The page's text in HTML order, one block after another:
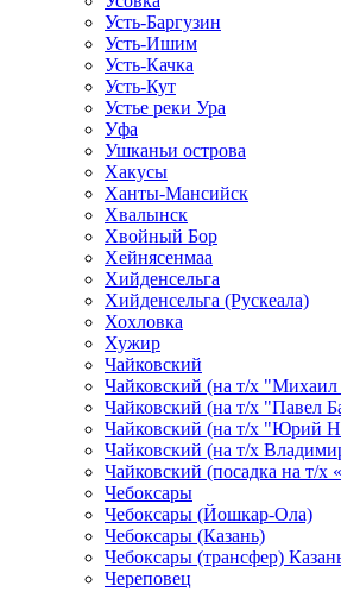
Усть-Баргузин
Усть-Ишим
Усть-Качка
Усть-Кут
Устье реки Ура
Уфа
Ушканьи острова
Хакусы
Ханты-Мансийск
Хвалынск
Хвойный Бор
Хейнясенмаа
Хийденсельга
Хийденсельга (Рускеала)
Хохловка
Хужир
Чайковский
Чайковский (на т/х "Михаил
Чайковский (на т/х "Павел
Чайковский (на т/х "Юрий
Чайковский (на т/х
Чайковский (посадка на т/
Чебоксары
Чебоксары (Йошкар-Ола)
Чебоксары (Казань)
Чебоксары (трансфер)
Череповец